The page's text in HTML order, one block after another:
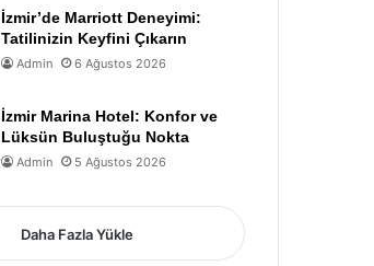
İzmir’de Marriott Deneyimi:
Tatilinizin Keyfini Çıkarın
Admin 6 Ağustos 2026
İzmir Marina Hotel: Konfor ve
Lüksün Buluştuğu Nokta
Admin 5 Ağustos 2026
Daha Fazla Yükle